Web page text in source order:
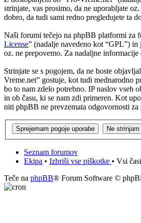
strinjate, vas prosimo, da ne uporabljate
dobro, da tudi sami redno pregledujete ta
Naši forumi tečejo na phpBB platformi za
License” (nadalje navedeno kot “GPL”)
oz. ne prepovemo. Za nadaljne
Strinjate se s pogojem, da ne boste
Vreme.net” gostuje, kot tudi mednarodno
bo to nam zdelo potrebno. IP naslov vseh
in ob času, ki se nam zdi primeren. Kot
niti phpBB ne prevzemata odgovornosti
Seznam forumov
Ekipa • Izbriši vse piškotke • Vsi
Teče na phpBB® Forum Software ©